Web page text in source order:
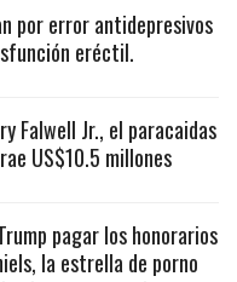
por error antidepresivos
eréctil.
Falwell Jr., el paracaidas
US$10.5 millones
pagar los honorarios
la estrella de porno